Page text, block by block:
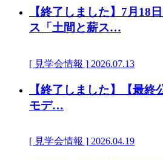
【終了しました】7月18
ス「土間と薪ス…
[ 見学会情報 ] 2026.07.13
【終了しました】【最終
モデ…
[ 見学会情報 ] 2026.04.19